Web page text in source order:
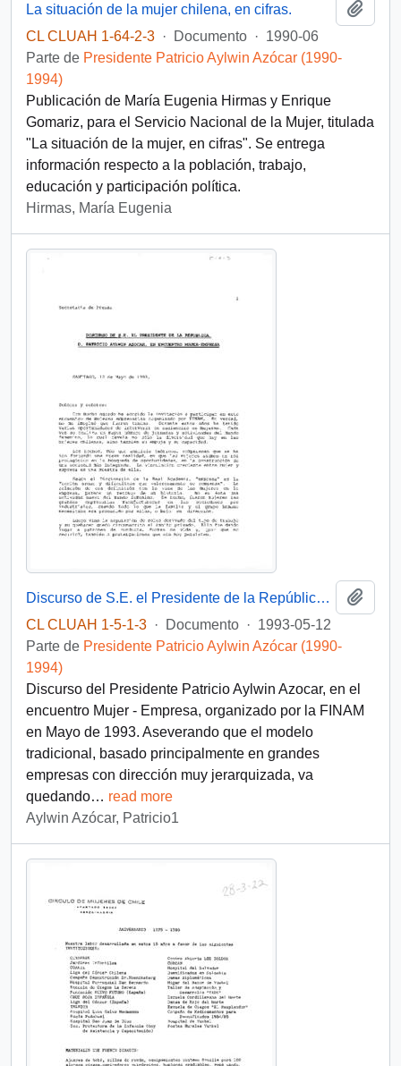
La situación de la mujer chilena, en cifras.
CL CLUAH 1-64-2-3 · Documento · 1990-06
Parte de Presidente Patricio Aylwin Azócar (1990-
1994)
Publicación de María Eugenia Hirmas y Enrique
Gomariz, para el Servicio Nacional de la Mujer, titulada
"La situación de la mujer, en cifras". Se entrega
información respecto a la población, trabajo,
educación y participación política.
Hirmas, María Eugenia
Discurso de S.E. el Presidente de la República, D. Patricio Aylwin Azocar, en encuentro Mujer - Empresa.
CL CLUAH 1-5-1-3 · Documento · 1993-05-12
Parte de Presidente Patricio Aylwin Azócar (1990-
1994)
Discurso del Presidente Patricio Aylwin Azocar, en el
encuentro Mujer - Empresa, organizado por la FINAM
en Mayo de 1993. Aseverando que el modelo
tradicional, basado principalmente en grandes
empresas con dirección muy jerarquizada, va
quedando… read more
Aylwin Azócar, Patricio1